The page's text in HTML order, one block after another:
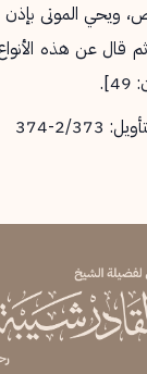
ويحي الموتى بإذن
قال عن هذه
374